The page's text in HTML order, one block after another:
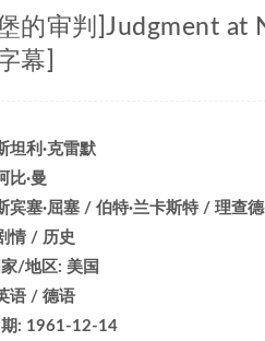
的审判]Judgment at
幕]
利·克雷默
比·曼
塞·屈塞 / 伯特·兰卡斯特 / 理查
情 / 历史
/地区: 美国
语 / 德语
: 1961-12-14